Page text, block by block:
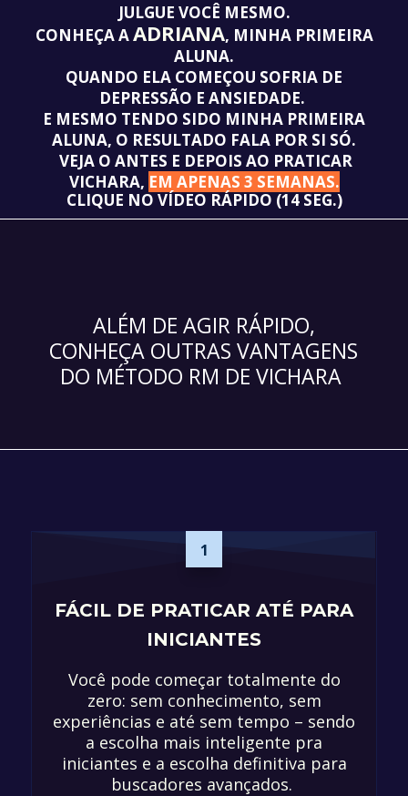
JULGUE VOCÊ MESMO.
CONHEÇA AADRIANA, MINHA PRIMEIRA
ALUNA.
QUANDO ELA COMEÇOU SOFRIA DE
DEPRESSÃO E ANSIEDADE.
E MESMO TENDO SIDO MINHA PRIMEIRA
ALUNA, O RESULTADO FALA POR SI SÓ.
VEJA O ANTES E DEPOIS AO PRATICAR
VICHARA, EM APENAS 3 SEMANAS.
CLIQUE NO VÍDEO RÁPIDO (14 SEG.)
ALÉM DE AGIR RÁPIDO,
CONHEÇA OUTRAS VANTAGENS
DO MÉTODO RM DE VICHARA
1
FÁCIL DE PRATICAR ATÉ PARA
INICIANTES
Você pode começar totalmente do
zero: sem conhecimento, sem
experiências e até sem tempo – sendo
a escolha mais inteligente pra
iniciantes e a escolha definitiva para
buscadores avançados.